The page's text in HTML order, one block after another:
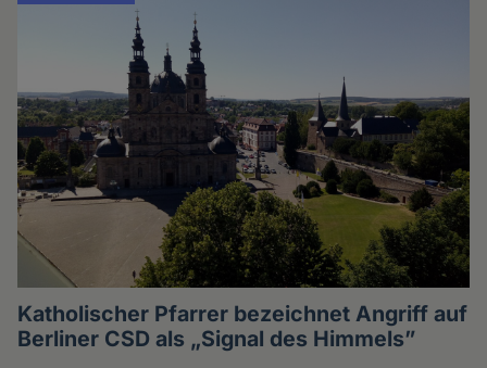
Katholischer Pfarrer bezeichnet Angriff auf
Berliner CSD als „Signal des Himmels”